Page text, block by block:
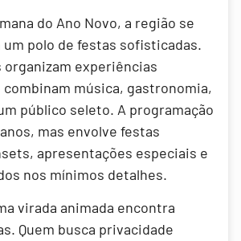
do Ano Novo, a região se
polo de festas sofisticadas.
organizam experiências
música, gastronomia,
público seleto. A programação
mas envolve festas
apresentações especiais e
nos mínimos detalhes.
virada animada encontra
Quem busca privacidade